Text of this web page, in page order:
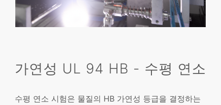
가연성 UL 94 HB - 수평 연소
수평 연소 시험은 물질의 HB 가연성 등급을 결정하는